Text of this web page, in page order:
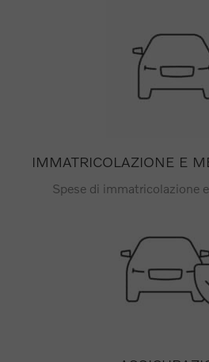
IMMATRICOLAZIONE E
Spese di immatricolazione